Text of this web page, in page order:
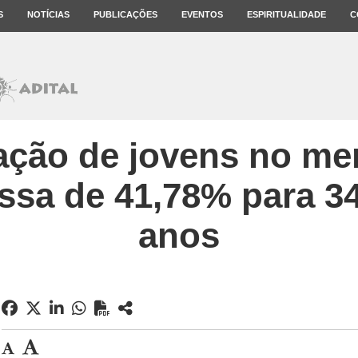
NOTÍCIAS PUBLICAÇÕES EVENTOS ESPIRITUALIDADE
de jovens no
de 41,78% para
anos